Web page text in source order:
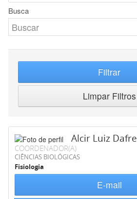
Busca
Filtrar
Limpar Filtros
Alcir Luiz Dafre
COORDENADOR(A)
CIÊNCIAS BIOLÓGICAS
Fisiologia
E-mail